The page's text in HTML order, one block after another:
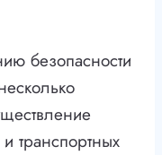
безопасности
транспортных